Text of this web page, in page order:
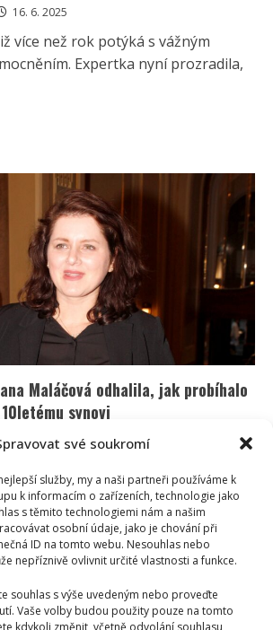
své soukromí
služby, my a naši partneři používáme k
k informacím o zařízeních, technologie jako
s těmito technologiemi nám a našim
osobní údaje, jako je chování při
ID na tomto webu. Nesouhlas nebo
nepříznivě ovlivnit určité vlastnosti a funkce.
souhlas s výše uvedeným nebo proveďte
Vaše volby budou použity pouze na tomto
kdykoli změnit, včetně odvolání souhlasu,
16. 6. 2025
více než rok potýká s vážným
Expertka nyní prozradila,
Maláčová odhalila, jak probíhalo
synovi
12. 6. 2025
a nyní prozradila, jak